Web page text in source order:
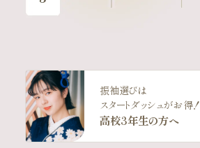
振袖選びは
スタートダッシュがお得！
高校3年生の方へ